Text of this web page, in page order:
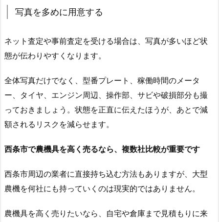
写真を多めに用意する
ネット査定や事前査定を受ける場合は、写真が多いほど状
態が伝わりやすくなります。
全体写真だけでなく、型番プレート、稼働時間のメータ
ー、タイヤ、エンジン周辺、操作部、サビや破損部分も撮
っておきましょう。状態を正直に伝えたほうが、あとで減
額されるリスクを減らせます。
西条市で農機具を高く売るなら、複数社比較が重要です
西条市周辺の業者に直接持ち込む方法もありますが、大型
農機を何社にも持っていくのは現実的ではありません。
農機具を高く売りたいなら、自宅や倉庫まで見積もりに来